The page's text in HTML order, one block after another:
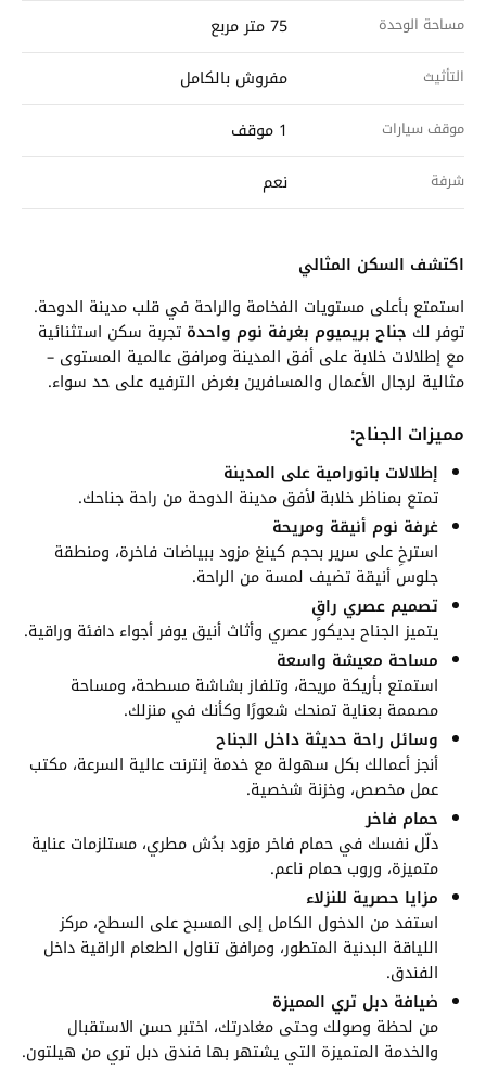
مساحة الوحدة 75 متر مربع
التأثيث مفروش بالكامل
موقف سيارات 1 موقف
شرفة نعم
اكتشف السكن المثالي
استمتع بأعلى مستويات الفخامة والراحة في قلب مدينة الدوحة.
توفر لك جناح بريميوم بغرفة نوم واحدة تجربة سكن استثنائية
مع إطلالات خلابة على أفق المدينة ومرافق عالمية المستوى –
مثالية لرجال الأعمال والمسافرين بغرض الترفيه على حد سواء.
مميزات الجناح:
إطلالات بانورامية على المدينة
تمتع بمناظر خلابة لأفق مدينة الدوحة من راحة جناحك.
غرفة نوم أنيقة ومريحة
استرخِ على سرير بحجم كينغ مزود ببياضات فاخرة، ومنطقة
جلوس أنيقة تضيف لمسة من الراحة.
تصميم عصري راقٍ
يتميز الجناح بديكور عصري وأثاث أنيق يوفر أجواء دافئة وراقية.
مساحة معيشة واسعة
استمتع بأريكة مريحة، وتلفاز بشاشة مسطحة، ومساحة
مصممة بعناية تمنحك شعورًا وكأنك في منزلك.
وسائل راحة حديثة داخل الجناح
أنجز أعمالك بكل سهولة مع خدمة إنترنت عالية السرعة، مكتب
عمل مخصص، وخزنة شخصية.
حمام فاخر
دلّل نفسك في حمام فاخر مزود بدُش مطري، مستلزمات عناية
متميزة، وروب حمام ناعم.
مزايا حصرية للنزلاء
استفد من الدخول الكامل إلى المسبح على السطح، مركز
اللياقة البدنية المتطور، ومرافق تناول الطعام الراقية داخل
الفندق.
ضيافة دبل تري المميزة
من لحظة وصولك وحتى مغادرتك، اختبر حسن الاستقبال
والخدمة المتميزة التي يشتهر بها فندق دبل تري من هيلتون.